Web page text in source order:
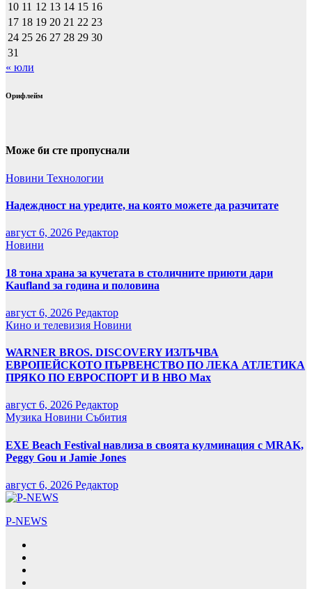
10 11 12 13 14 15 16
17 18 19 20 21 22 23
24 25 26 27 28 29 30
31
« юли
Орифлейм
Може би сте пропуснали
Новини Технологии
Надеждност на уредите, на която можете да разчитате
август 6, 2026 Редактор
Новини
18 тона храна за кучетата в столичните приюти дари
Kaufland за година и половина
август 6, 2026 Редактор
Кино и телевизия Новини
WARNER BROS. DISCOVERY ИЗЛЪЧВА
ЕВРОПЕЙСКОТО ПЪРВЕНСТВО ПО ЛЕКА АТЛЕТИКА
ПРЯКО ПО ЕВРОСПОРТ И В НВО Мах
август 6, 2026 Редактор
Музика Новини Събития
EXE Beach Festival навлиза в своята кулминация с MRAK,
Peggy Gou и Jamie Jones
август 6, 2026 Редактор
P-NEWS